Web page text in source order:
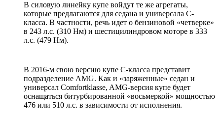
В силовую линейку купе войдут те же агрегаты,
которые предлагаются для седана и универсала C-
класса. В частности, речь идет о бензиновой «четверке»
в 243 л.с. (310 Нм) и шестицилиндровом моторе в 333
л.с. (479 Нм).
В 2016-м свою версию купе С-класса представит
подразделение AMG. Как и «заряженные» седан и
универсал Comfortklasse, AMG-версия купе будет
оснащаться битурбированной «восьмеркой» мощностью
476 или 510 л.с. в зависимости от исполнения.